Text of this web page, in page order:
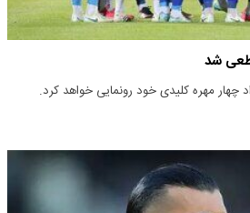
چهار مهره کلیدی خود رونمایی خواهد کرد.